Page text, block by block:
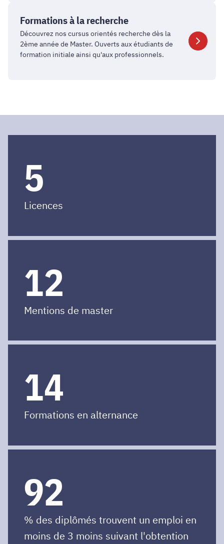
recherche
Formations à la recherche
Découvrez nos cursus orientés recherche dès la
2ème année de Master. Ouverts aux étudiants de
formation initiale ainsi qu'aux professionnels.
5
Licences
12
Mentions de master
14
Formations en alternance
92
% des diplômés trouvent un emploi en
moins de 3 moins suivant l'obtention